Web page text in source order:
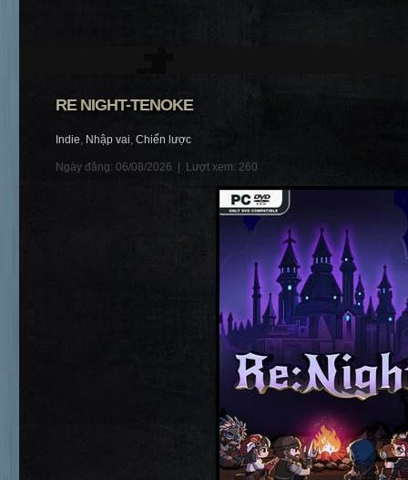
RE NIGHT-TENOKE
Indie, Nhập vai, Chiến lược
Ngày đăng: 06/08/2026 | Lượt xem: 260